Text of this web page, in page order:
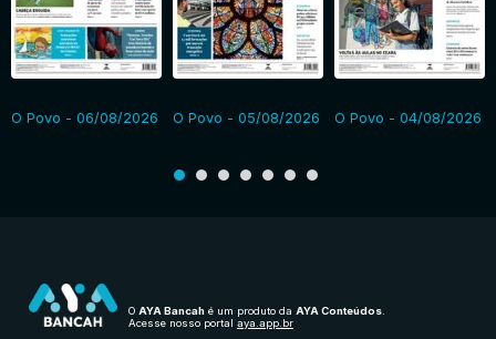
O Povo - 06/08/2026 O Povo - 05/08/2026 O Povo - 04/08/2026
O AYA Bancah é um produto da AYA Conteúdos.
Acesse nosso portal aya.app.br